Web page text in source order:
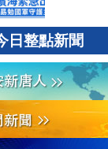
日整點新聞